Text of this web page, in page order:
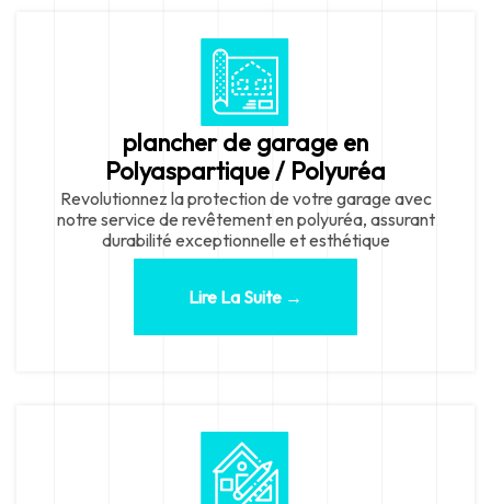
plancher de garage en
Polyaspartique / Polyuréa
Revolutionnez la protection de votre garage avec
notre service de revêtement en polyuréa, assurant
durabilité exceptionnelle et esthétique
Lire La Suite →